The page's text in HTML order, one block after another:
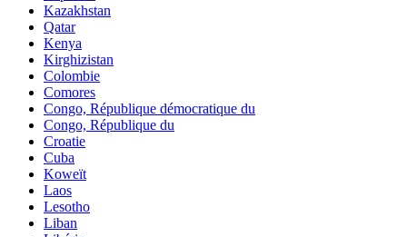
Kazakhstan
Qatar
Kenya
Kirghizistan
Colombie
Comores
Congo, République démocratique du
Congo, République du
Croatie
Cuba
Koweït
Laos
Lesotho
Liban